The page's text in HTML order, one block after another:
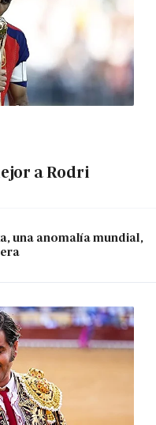
a Rodri
una anomalía mundial,